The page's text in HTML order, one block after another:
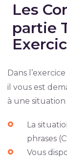
Les
partie
Dans
il vous est
à une
La
phrases
Vous